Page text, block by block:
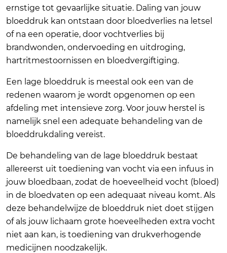
ernstige tot gevaarlijke situatie. Daling van jouw
bloeddruk kan ontstaan door bloedverlies na letsel
of na een operatie, door vochtverlies bij
brandwonden, ondervoeding en uitdroging,
hartritmestoornissen en bloedvergiftiging.
Een lage bloeddruk is meestal ook een van de
redenen waarom je wordt opgenomen op een
afdeling met intensieve zorg. Voor jouw herstel is
namelijk snel een adequate behandeling van de
bloeddrukdaling vereist.
De behandeling van de lage bloeddruk bestaat
allereerst uit toediening van vocht via een infuus in
jouw bloedbaan, zodat de hoeveelheid vocht (bloed)
in de bloedvaten op een adequaat niveau komt. Als
deze behandelwijze de bloeddruk niet doet stijgen
of als jouw lichaam grote hoeveelheden extra vocht
niet aan kan, is toediening van drukverhogende
medicijnen noodzakelijk.